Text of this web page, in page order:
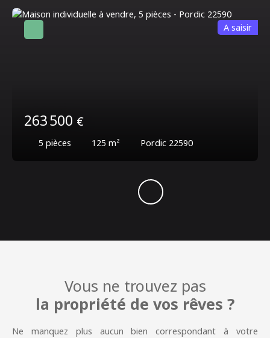
263 500 €
5 pièces 125 m² Pordic 22590
A saisir
Vous ne trouvez pas
la propriété de vos rêves ?
Ne manquez plus aucun bien correspondant à votre